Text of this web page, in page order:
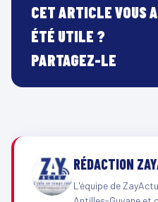
CET ARTICLE VOUS A
ÉTÉ UTILE ?
PARTAGEZ-LE
RÉDACTION
L'équipe de